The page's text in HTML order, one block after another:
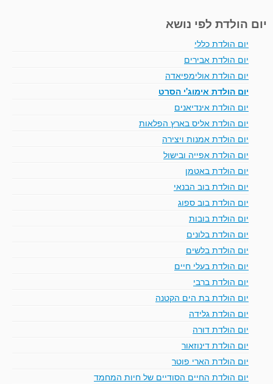
יום הולדת לפי נושא
יום הולדת כללי
יום הולדת אבירים
יום הולדת אולימפיאדה
יום הולדת אימוג'י הסרט
יום הולדת אינדיאנים
יום הולדת אליס בארץ הפלאות
יום הולדת אמנות ויצירה
יום הולדת אפייה ובישול
יום הולדת באטמן
יום הולדת בוב הבנאי
יום הולדת בוב ספוג
יום הולדת בובות
יום הולדת בלונים
יום הולדת בלשים
יום הולדת בעלי חיים
יום הולדת ברבי
יום הולדת בת הים הקטנה
יום הולדת גלידה
יום הולדת דורה
יום הולדת דינוזאור
יום הולדת הארי פוטר
יום הולדת החיים הסודיים של חיות המחמד